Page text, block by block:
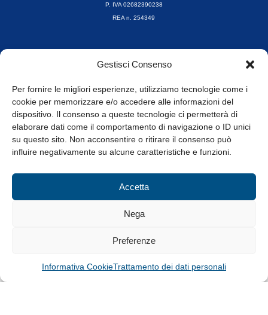
Gestisci Consenso
Per fornire le migliori esperienze, utilizziamo tecnologie come i
cookie per memorizzare e/o accedere alle informazioni del
dispositivo. Il consenso a queste tecnologie ci permetterà di
elaborare dati come il comportamento di navigazione o ID unici
su questo sito. Non acconsentire o ritirare il consenso può
influire negativamente su alcune caratteristiche e funzioni.
Accetta
Nega
Preferenze
Informativa CookieTrattamento dei dati personali
P. IVA 02682390238
REA n. 254349
Orari di apertura
8.30-13.00 / 14.00-17.30
Whistleblowing
© Tutti i diritti riservati
Privacy Policy e Cookie|Informativa Cookie